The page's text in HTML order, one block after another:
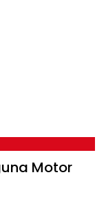
Motor